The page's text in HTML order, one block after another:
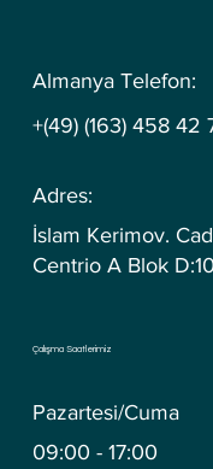
Almanya Telefon:
+(49) (163) 458 42
İslam Kerimov.
Centrio A Blok
Adres:
09:00 - 17:00
Pazartesi/Cuma
Çalışma Saatlerimiz